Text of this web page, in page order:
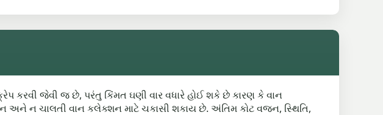
કરવી જેવી જ છે, પરંતુ કિંમત ઘણી વાર વધારે હોઈ શકે છે કારણ કે વાન
અને ન ચાલતી વાન કલેક્શન માટે ચકાસી શકાય છે. અંતિમ કોટ વજન, સ્થિતિ,